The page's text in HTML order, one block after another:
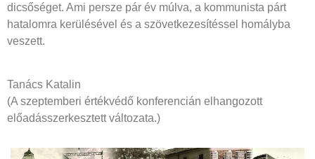
dicsőséget. Ami persze pár év múlva, a kommunista párt
hatalomra kerülésével és a szövetkezesítéssel homályba
veszett.
Tanács Katalin
(A szeptemberi értékvédő konferencián elhangozott
előadásszerkesztett változata.)